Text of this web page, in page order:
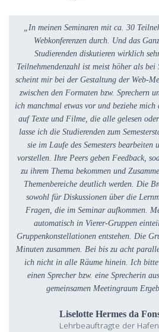
„In meinen Seminaren mit ca. 30
Webkonferenzen durch. Und das
Studierenden diskutieren wirklich
Teilnehmendenzahl ist meist höher als
scheint mir bei der Gestaltung der Web-
zwischen den Formaten bzw. Sprechern
ich manchmal etwas vor und beziehe
auf Texte und Filme, die alle gelesen
lasse ich die Studierenden zum
sie im Laufe des Semesters bearbeiten
vorstellen. Ihre Peers geben Feedback,
zu ihrem Thema bekommen und
Themenbereiche deutlich werden. Die
sowohl für Diskussionen über die
Fragen, die im Seminar aufkommen.
automatisch in Vierer-Gruppen
Gruppenkonstellationen entstehen. Die
Minuten zusammen. Bei bis zu acht
ich nicht in alle Räume hinein. Ich bitte
einen Sprecher bzw. eine Sprecherin
gemeinsamen Meetingraum
Liselotte Hermes da
Lehrbeauftragte der